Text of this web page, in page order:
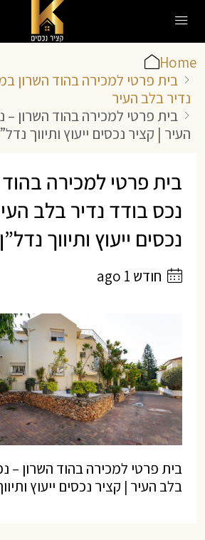
Home
בית פרטי למכירה בהוד השרון
נדיר בלב העיר
בית פרטי למכירה בהוד השרון –
העיר | קציר נכסים ייעוץ ותיווך
בית פרטי למכירה
נכס בודד נדיר בלב
נכסים ייעוץ ותיווך נדל”ן
חודש 1 ago
בית פרטי למכירה בהוד השרון –
בלב העיר | קציר נכסים ייעוץ